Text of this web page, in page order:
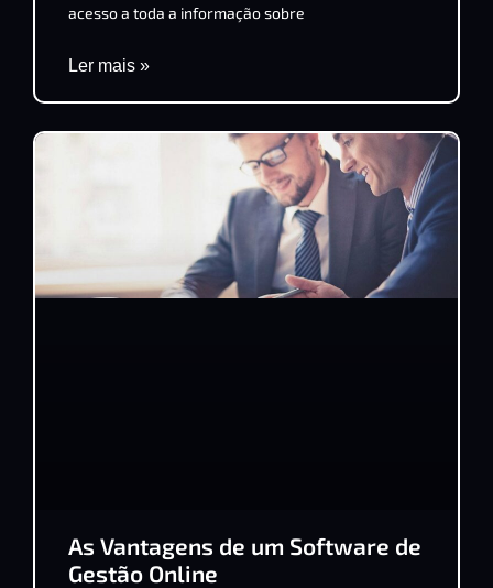
acesso a toda a informação sobre
Ler mais »
As Vantagens de um Software de
Gestão Online